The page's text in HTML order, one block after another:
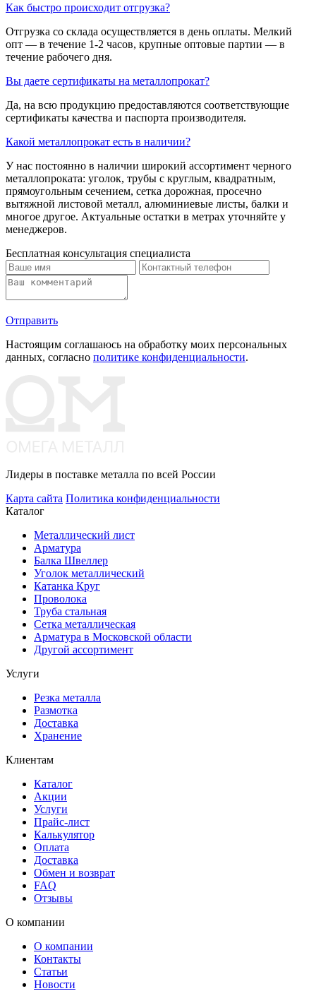
Как быстро происходит отгрузка?
Отгрузка со склада осуществляется в день оплаты. Мелкий
опт — в течение 1-2 часов, крупные оптовые партии — в
течение рабочего дня.
Вы даете сертификаты на металлопрокат?
Да, на всю продукцию предоставляются соответствующие
сертификаты качества и паспорта производителя.
Какой металлопрокат есть в наличии?
У нас постоянно в наличии широкий ассортимент черного
металлопроката: уголок, трубы с круглым, квадратным,
прямоугольным сечением, сетка дорожная, просечно
вытяжной листовой металл, алюминиевые листы, балки и
многое другое. Актуальные остатки в метрах уточняйте у
менеджеров.
Бесплатная консультация специалиста
Отправить
Настоящим соглашаюсь на обработку моих персональных
данных, согласно политике конфиденциальности.
Лидеры в поставке металла по всей России
Карта сайта Политика конфиденциальности
Каталог
Металлический лист
Арматура
Балка Швеллер
Уголок металлический
Катанка Круг
Проволока
Труба стальная
Сетка металлическая
Арматура в Московской области
Другой ассортимент
Услуги
Резка металла
Размотка
Доставка
Хранение
Клиентам
Каталог
Акции
Услуги
Прайс-лист
Калькулятор
Оплата
Доставка
Обмен и возврат
FAQ
Отзывы
О компании
О компании
Контакты
Статьи
Новости